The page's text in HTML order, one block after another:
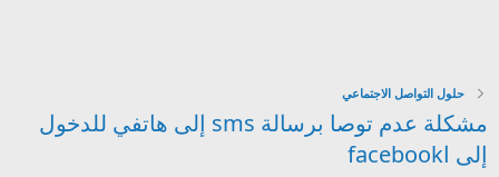
حلول التواصل الاجتماعي
مشكلة عدم توصا برسالة sms إلى هاتفي للدخول
إلى اfacebook